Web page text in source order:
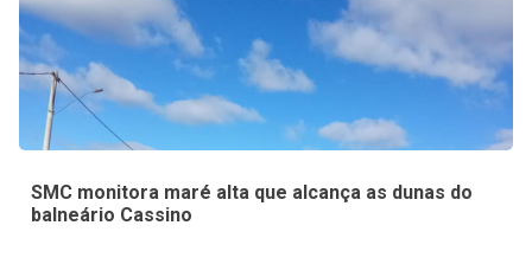
SMC monitora maré alta que alcança as dunas do
balneário Cassino